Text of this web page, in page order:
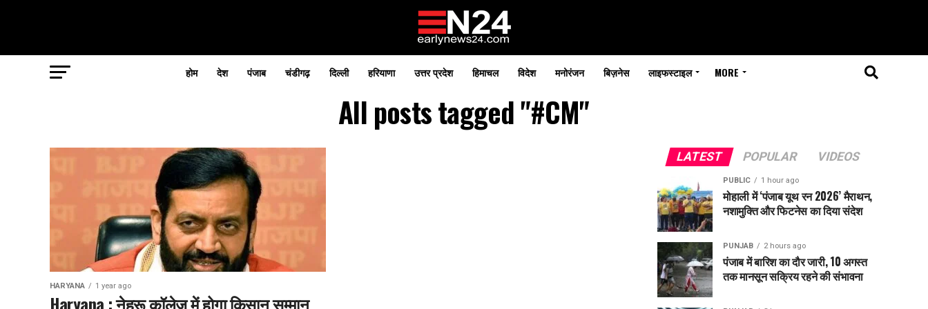
होम देश पंजाब चंडीगढ़ दिल्ली हरियाणा उत्तर प्रदेश हिमाचल विदेश मनोरंजन बिज़नेस लाइफस्टाइल MORE
All posts tagged "#CM"
HARYANA 1 year ago
Haryana : नेहरू कॉलेज में होगा किसान सम्मान
LATEST POPULAR VIDEOS
PUBLIC 1 hour ago
मोहाली में ‘पंजाब यूथ रन 2026’ मैराथन,
नशामुक्ति और फिटनेस का दिया संदेश
PUNJAB 2 hours ago
पंजाब में बारिश का दौर जारी, 10 अगस्त
तक मानसून सक्रिय रहने की संभावना